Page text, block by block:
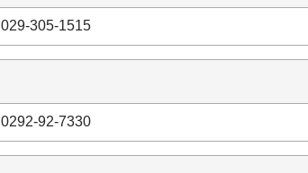
029-305-1515
0292-92-7330